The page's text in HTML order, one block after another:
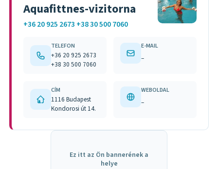
Aquafittnes-vizitorna
+36 20 925 2673 +38 30 500 7060
TELEFON
+36 20 925 2673
+38 30 500 7060
E-MAIL
–
CÍM
1116 Budapest
Kondorosi út 14.
WEBOLDAL
–
Ez itt az Ön bannerének a
helye